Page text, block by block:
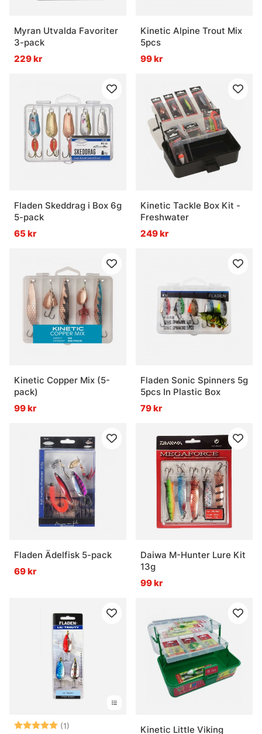
Myran Utvalda Favoriter
3-pack
229 kr
Kinetic Alpine Trout Mix
5pcs
99 kr
Fladen Skeddrag i Box 6g
5-pack
65 kr
Kinetic Tackle Box Kit -
Freshwater
249 kr
Kinetic Copper Mix (5-
pack)
99 kr
Fladen Sonic Spinners 5g
5pcs In Plastic Box
79 kr
Fladen Ädelfisk 5-pack
69 kr
Daiwa M-Hunter Lure Kit
13g
99 kr
Betyg: (1) 5.0 utav 5 stjärnorKinetic Little Viking